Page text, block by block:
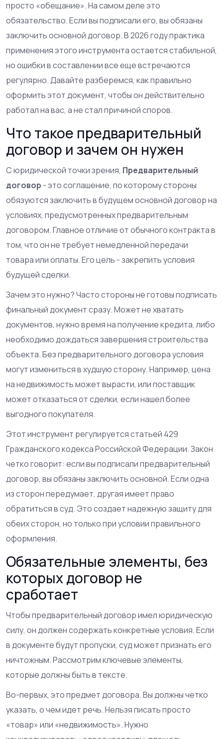
просто «обещание». На самом деле это
обязательство. Если вы подписали его, вы обязаны
заключить основной договор. В 2026 году практика
применения этого инструмента остается стабильной,
но ошибки в составлении все еще встречаются
регулярно. Давайте разберемся, как правильно
оформить этот документ, чтобы он действительно
работал на вас, а не стал причиной споров.
Что такое предварительный
договор и зачем он нужен
С юридической точки зрения, Предварительный
договор - это соглашение, по которому стороны
обязуются заключить в будущем основной договор на
условиях, предусмотренных предварительным
договором.Главное отличие от обычного контракта в
том, что он не требует немедленной передачи
товара или оплаты. Его цель - закрепить условия
будущей сделки.
Зачем это нужно? Часто стороны не готовы подписать
финальный документ сразу. Может не хватать
документов, нужно время на получение кредита, либо
необходимо дождаться завершения строительства
объекта. Без предварительного договора условия
могут измениться в худшую сторону. Например, цена
на недвижимость может вырасти, или поставщик
может отказаться от сделки, если нашел более
выгодного покупателя.
Этот инструмент регулируется статьей 429
Гражданского кодекса Российской Федерации. Закон
четко говорит: если вы подписали предварительный
договор, вы обязаны заключить основной. Если одна
из сторон передумает, другая имеет право
обратиться в суд. Это создает надежную защиту для
обеих сторон, но только при условии правильного
оформления.
Обязательные элементы, без
которых договор не
сработает
Чтобы предварительный договор имел юридическую
силу, он должен содержать конкретные условия. Если
в документе будут пропуски, суд может признать его
ничтожным. Рассмотрим ключевые элементы,
которые должны быть в тексте.
Во-первых, это предмет договора. Вы должны четко
указать, о чем идет речь. Нельзя писать просто
«товар» или «недвижимость». Нужно